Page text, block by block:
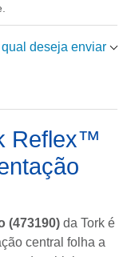
deseja enviar
Reflex™
(473190)da Torké
central folha a